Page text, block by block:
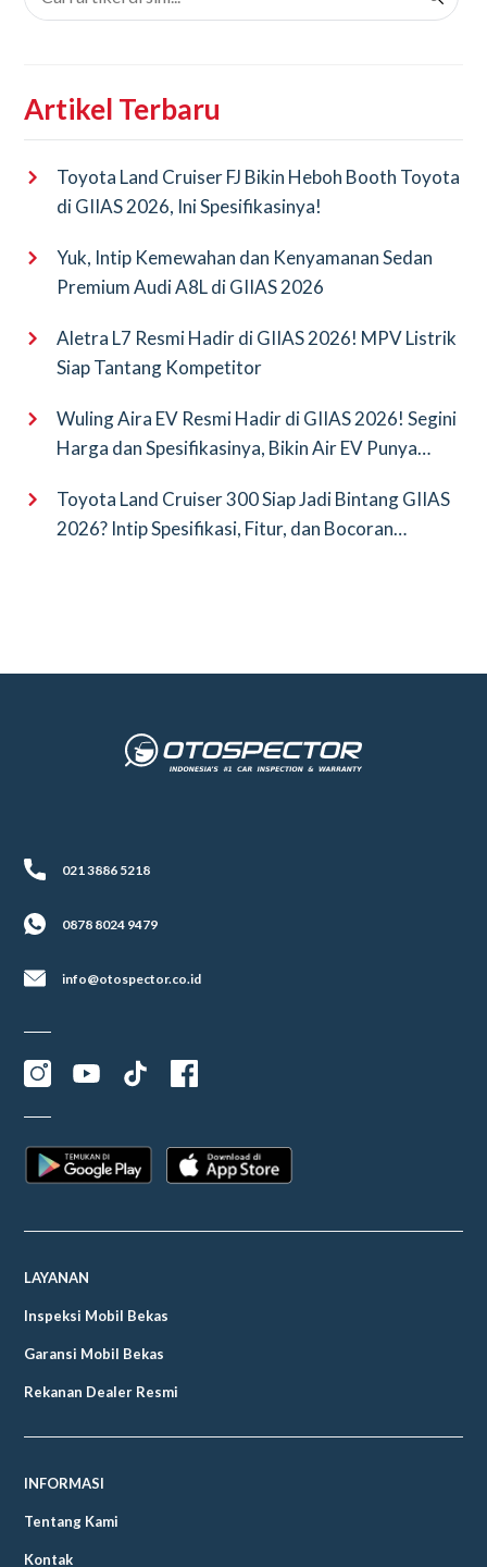
Artikel Terbaru
Toyota Land Cruiser FJ Bikin Heboh Booth Toyota
di GIIAS 2026, Ini Spesifikasinya!
Yuk, Intip Kemewahan dan Kenyamanan Sedan
Premium Audi A8L di GIIAS 2026
Aletra L7 Resmi Hadir di GIIAS 2026! MPV Listrik
Siap Tantang Kompetitor
Wuling Aira EV Resmi Hadir di GIIAS 2026! Segini
Harga dan Spesifikasinya, Bikin Air EV Punya
Toyota Land Cruiser 300 Siap Jadi Bintang GIIAS
2026? Intip Spesifikasi, Fitur, dan Bocoran
021 3886 5218
0878 8024 9479
info@otospector.co.id
LAYANAN
Inspeksi Mobil Bekas
Garansi Mobil Bekas
Rekanan Dealer Resmi
INFORMASI
Tentang Kami
Kontak